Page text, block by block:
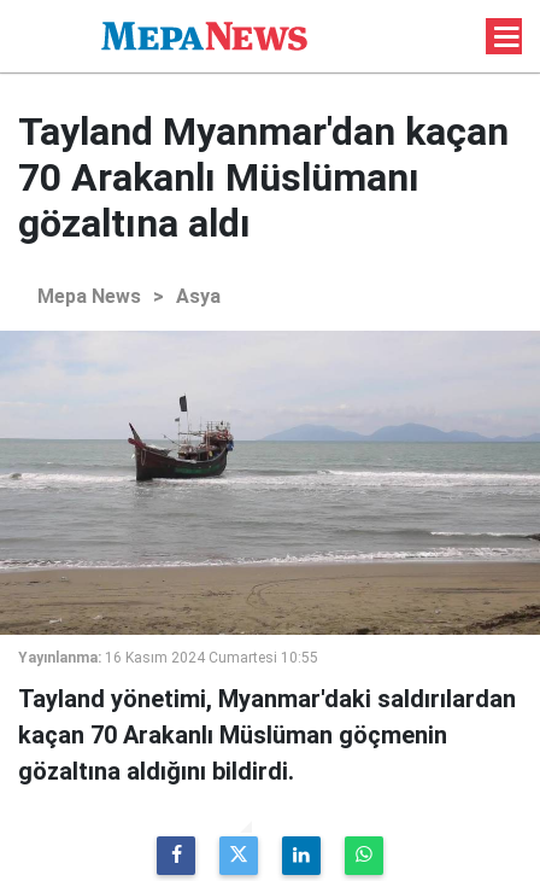
Tayland Myanmar'dan kaçan
70 Arakanlı Müslümanı
gözaltına aldı
Mepa News > Asya
Yayınlanma: 16 Kasım 2024 Cumartesi 10:55
Tayland yönetimi, Myanmar'daki saldırılardan
kaçan 70 Arakanlı Müslüman göçmenin
gözaltına aldığını bildirdi.